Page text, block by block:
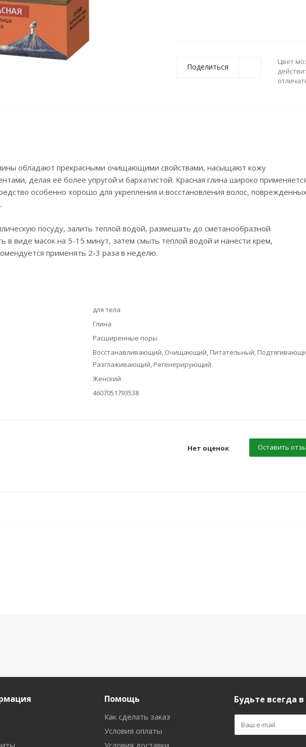
Поделиться
Цвет
обладают прекрасными очищающими свойствами, насыщают кожу
делая ее более упругой и бархатистой. Красная глина широко
особенно хорошо для укрепления и восстановления волос,
посуду, залить теплой водой, размешать до сметанообразной
в виде масок на 5-15 минут, затем смыть теплой водой и нанести крем,
применять 2-3 раза в неделю.
для тела
Глина
Расширенные поры
Восстанавливающий, Очищающий, Питательный,
Разглаживающий, Регенерирующий
Женский
4607051793538
Нет оценок Оставить
Помощь
Как сделать заказ
Условия оплаты
Условия доставки
Будьте всегда в